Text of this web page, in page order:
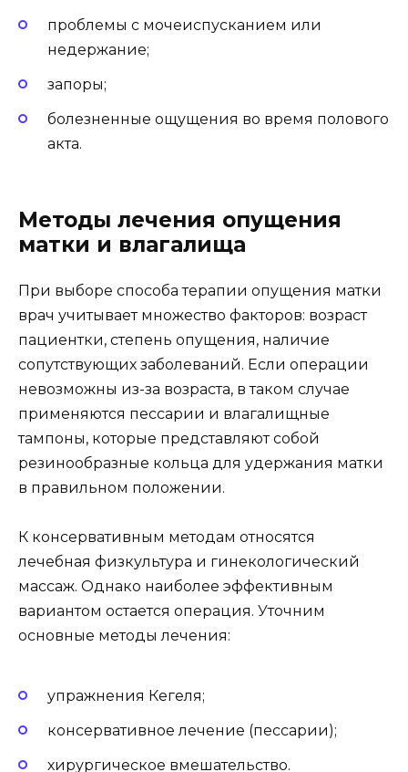
проблемы с мочеиспусканием или
недержание;
запоры;
болезненные ощущения во время полового
акта.
Методы лечения опущения
матки и влагалища
При выборе способа терапии опущения матки
врач учитывает множество факторов: возраст
пациентки, степень опущения, наличие
сопутствующих заболеваний. Если операции
невозможны из-за возраста, в таком случае
применяются пессарии и влагалищные
тампоны, которые представляют собой
резинообразные кольца для удержания матки
в правильном положении.
К консервативным методам относятся
лечебная физкультура и гинекологический
массаж. Однако наиболее эффективным
вариантом остается операция. Уточним
основные методы лечения:
упражнения Кегеля;
консервативное лечение (пессарии);
хирургическое вмешательство.